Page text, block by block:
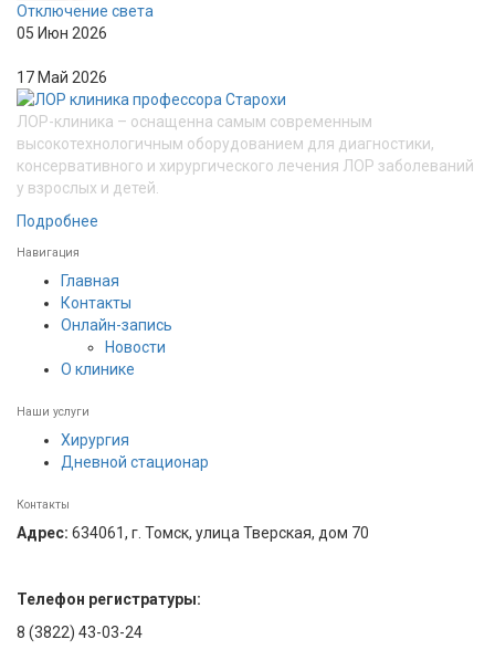
Отключение света
05 Июн 2026
17 Май 2026
ЛОР-клиника – оснащенна самым современным
высокотехнологичным оборудованием для диагностики,
консервативного и хирургического лечения ЛОР заболеваний
у взрослых и детей.
Подробнее
Навигация
Главная
Контакты
Онлайн-запись
Новости
О клинике
Наши услуги
Хирургия
Дневной стационар
Контакты
Адрес: 634061, г. Томск, улица Тверская, дом 70
Телефон регистратуры:
8 (3822) 43-03-24